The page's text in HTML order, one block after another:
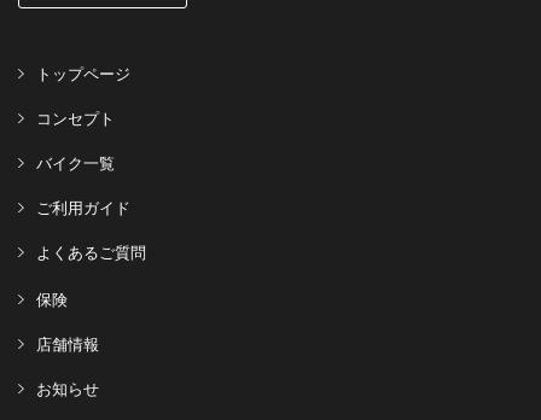
トップページ
コンセプト
バイク一覧
ご利用ガイド
よくあるご質問
保険
店舗情報
お知らせ